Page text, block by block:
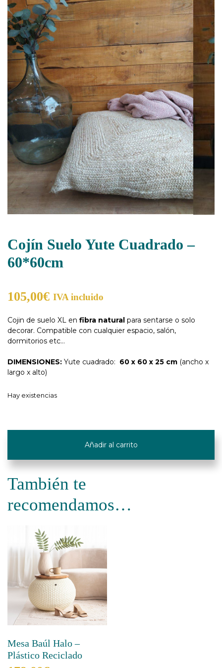
Cojín Suelo Yute Cuadrado –
60*60cm
105,00€ IVA incluido
Cojin de suelo XL en fibra natural para sentarse o solo
decorar. Compatible con cualquier espacio, salón,
dormitorios etc…
DIMENSIONES: Yute cuadrado: 60 x 60 x 25 cm (ancho x
largo x alto)
Hay existencias
Cuadrado
60*60cm
cantidad
Añadir al carrito
También te
recomendamos…
Mesa Baúl Halo –
Plástico Reciclado